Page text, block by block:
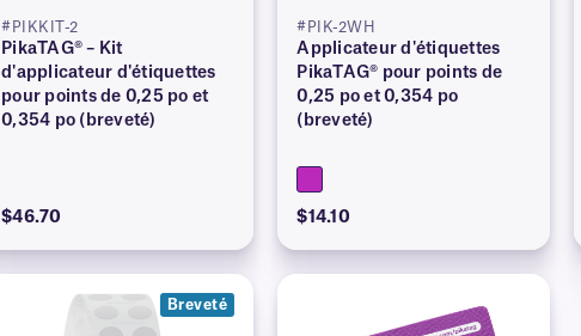
#PIKKIT-2
PikaTAG® – Kit
d'applicateur d'étiquettes
pour points de 0,25 po et
0,354 po (breveté)
$46.70
#PIK-2WH
Applicateur d'étiquettes
PikaTAG® pour points de
0,25 po et 0,354 po
(breveté)
$14.10
Breveté